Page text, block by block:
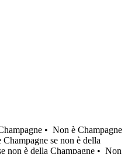
• Non è Champagne
Champagne se non è della
non è della Champagne • Non